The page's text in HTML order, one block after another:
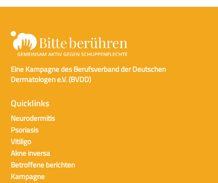
Eine Kampagne des Berufsverband der Deutschen
Dermatologen e.V. (BVDD)
Quicklinks
Neurodermitis
Psoriasis
Vitiligo
Akne inversa
Betroffene berichten
Kampagne